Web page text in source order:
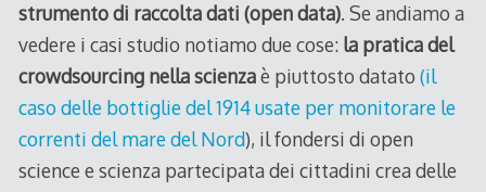
strumento di raccolta dati (open data). Se andiamo a
vedere i casi studio notiamo due cose: la pratica del
crowdsourcing nella scienzaè piuttosto datato (il
caso delle bottiglie del 1914 usate per monitorare le
correnti del mare del Nord), il fondersi di open
science e scienza partecipata dei cittadini crea delle